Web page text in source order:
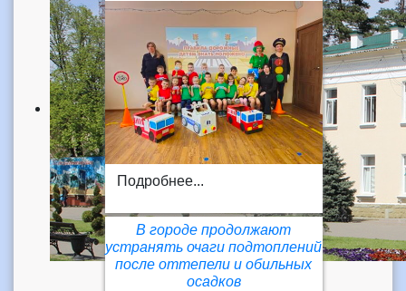
Подробнее...
В городе продолжают
устранять очаги подтоплений
после оттепели и обильных
осадков